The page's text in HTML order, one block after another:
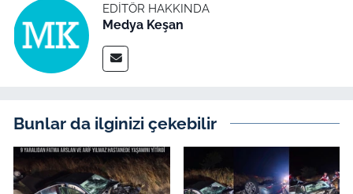
EDITÖR HAKKINDA
Medya Keşan
Bunlar da ilginizi çekebilir
Bilim Teknoloji
English News
Finans
Genel-A